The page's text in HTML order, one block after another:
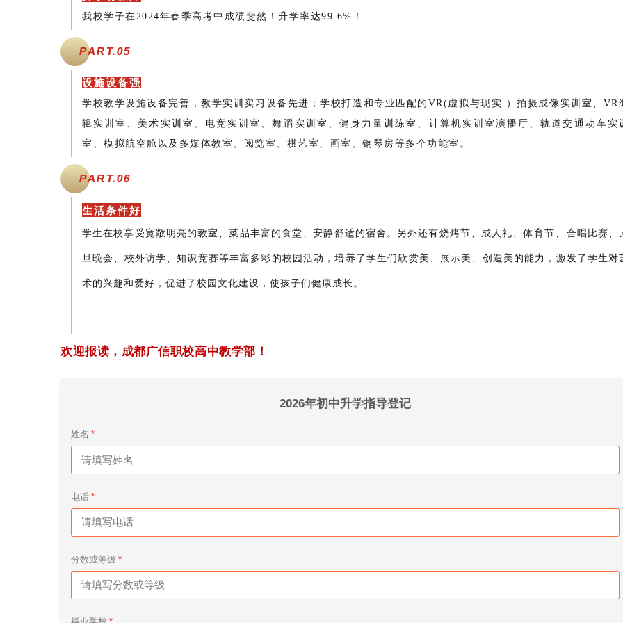
我校学子在2024年春季高考中成绩斐然！升学率达99.6%！
PART.05
设施设备强
学校教学设施设备完善，教学实训实习设备先进；学校打造和专业匹配的VR(虚拟与现实 ）拍摄成像实训室、VR
辑实训室、美术实训室、电竞实训室、舞蹈实训室、健身力量训练室、计算机实训室演播厅、轨道交通动车实
室、模拟航空舱以及多媒体教室、阅览室、棋艺室、画室、钢琴房等多个功能室。
PART.06
生活条件好
学生在校享受宽敞明亮的教室、菜品丰富的食堂、安静舒适的宿舍。另外还有烧烤节、成人礼、体育节 合唱比赛、
旦晚会、 校外访学、知识竞赛等丰富多彩的校园活动，培养了学生们欣赏美、展示美、创造美的能力，激发了学生对
术的兴趣和爱好，促进了校园文化建设，使孩子们健康成长。
欢迎报读，成都广信职校高中教学部！
2026年初中升学指导登记
姓名
电话
分数或等级